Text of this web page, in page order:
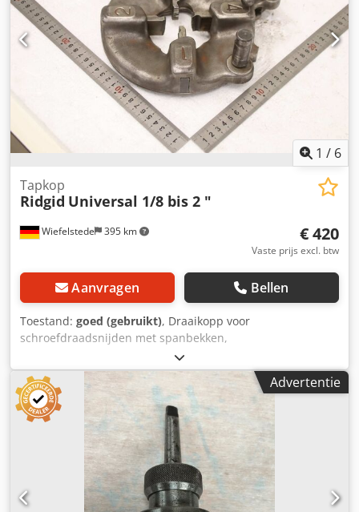
1 / 6
Wiefelstede 395 km
Tapkop
Ridgid Universal 1/8 bis 2 "
€ 420
Vaste prijs excl. btw
Aanvragen Bellen
Toestand: goed (gebruikt), Draaikopp voor
schroefdraadsnijden met spanbekken,
schroefdraadsnijbeugel, schroefdraadsnijmachine,
buisschroefdraadsnijder, snijkop,
boutschroefdraadsnijkop -Fabrikant: Ridgid, universele
draaikopp voor schroefdraadsnijden, 1/8 tot 2 inch
Dcjdpfxjzlf Rce Aayok -Buismat: 1/8 tot 2 inch -Bouten: 1/4
tot 2 inch -Afmetingen: 280/240/85 mm -Gewicht: 5,8 kg
Advertentie